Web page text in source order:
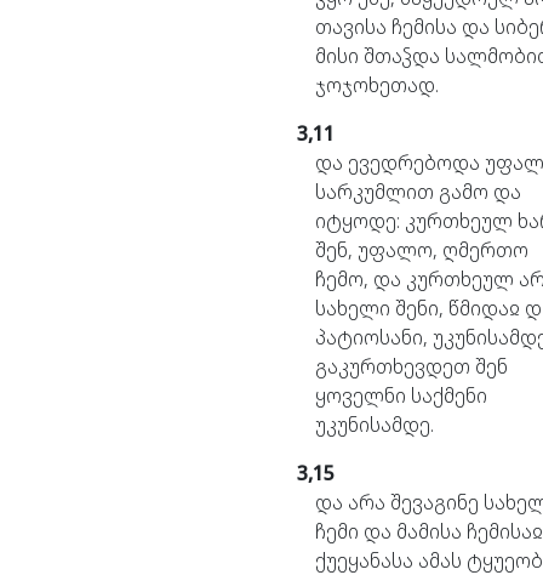
თავისა ჩემისა და
მისი შთაჴდა
ჯოჯოხეთად.
3,11
და ევედრებოდა
სარკუმლით გამო და
იტყოდე: კურთხეულ
შენ, უფალო, ღმერთო
ჩემო, და კურთხეულ
სახელი შენი, წმიდაჲ
პატიოსანი,
გაკურთხევდეთ შენ
ყოველნი საქმენი
უკუნისამდე.
3,15
და არა შევაგინე
ჩემი და მამისა ჩემისაჲ
ქუეყანასა ამას